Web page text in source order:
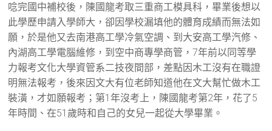
唸完國中補校後，陳國龍考取三重商工模具科，畢業後想以
此學歷申請入學師大，卻因學校漏填他的體育成績而無法如
願，於是他又去南港高工學冷氣空調、到大安高工學汽修、
內湖高工學電腦維修，到空中商專學商管，7年前以同等學
力報考文化大學資管系二技夜間部，差點因木工沒有在職證
明無法報考，後來因文大有位老師知道他在文大幫忙做木工
裝潢，才如願報考；第1年沒考上，陳國龍考第2年，花了5
年時間、在51歲時和自己的女兒一起從大學畢業。